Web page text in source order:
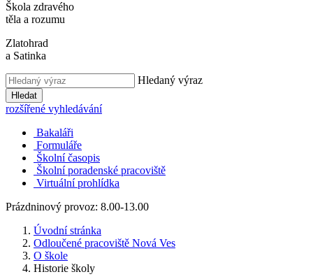
Škola zdravého
těla a rozumu
Zlatohrad
a Satinka
Hledaný výraz
Hledat
rozšířené vyhledávání
Bakaláři
Formuláře
Školní časopis
Školní poradenské pracoviště
Virtuální prohlídka
Prázdninový provoz: 8.00-13.00
Úvodní stránka
Odloučené pracoviště Nová Ves
O škole
Historie školy